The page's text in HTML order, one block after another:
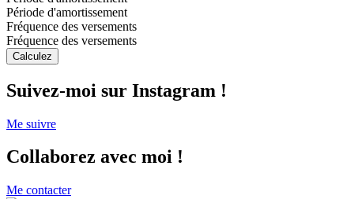
Période d'amortissement
Fréquence des versements
Fréquence des versements
Calculez
Suivez-moi sur Instagram !
Me suivre
Collaborez avec moi !
Me contacter